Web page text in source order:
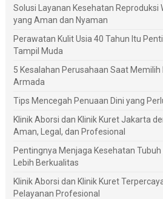
Solusi Layanan Kesehatan
yang Aman dan Nyaman
Perawatan Kulit Usia 40 Tahun Itu
Tampil Muda
5 Kesalahan Perusahaan Saat
Armada
Tips Mencegah Penuaan Dini yang
Klinik Aborsi dan Klinik Kuret Jakarta
Aman, Legal, dan Profesional
Pentingnya Menjaga Kesehatan
Lebih Berkualitas
Klinik Aborsi dan Klinik Kuret
Pelayanan Profesional